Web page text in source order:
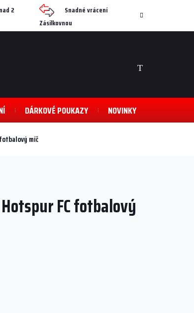
2
Snadné vrácení
Zásilkovnou
NÁKUPNÍ
DÁRKOVÉ POUKAZY NOVINKY
míč
FC fotbalový